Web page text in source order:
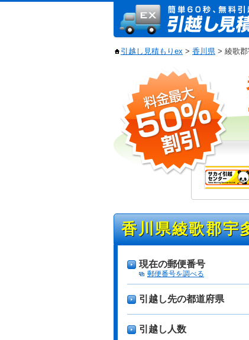
引越し見積もりex > 香川県 > 綾歌
香川県綾歌郡宇
現在の郵便番号
郵便番号を調べる
引越し先の都道府県
引越し人数